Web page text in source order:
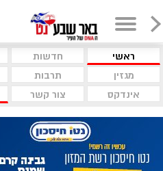
ראשי חדשות
מגזין
תרבות
אינדקס
צור קשר